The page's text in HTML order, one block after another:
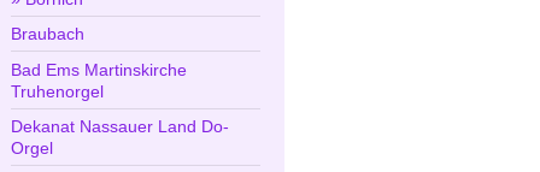
Braubach
Bad Ems Martinskirche
Truhenorgel
Dekanat Nassauer Land Do-
Orgel